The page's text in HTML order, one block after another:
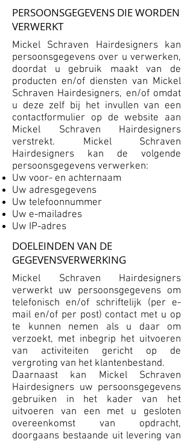
PERSOONSGEGEVENS DIE WORDEN
VERWERKT
Mickel Schraven Hairdesigners kan
persoonsgegevens over u verwerken,
doordat u gebruik maakt van de
producten en/of diensten van Mickel
Schraven Hairdesigners, en/of omdat
u deze zelf bij het invullen van een
contactformulier op de website aan
Mickel Schraven Hairdesigners
verstrekt. Mickel Schraven
Hairdesigners kan de volgende
persoonsgegevens verwerken:
Uw voor- en achternaam
Uw adresgegevens
Uw telefoonnummer
Uw e-mailadres
Uw IP-adres
DOELEINDEN VAN DE
GEGEVENSVERWERKING
Mickel Schraven Hairdesigners
verwerkt uw persoonsgegevens om
telefonisch en/of schriftelijk (per e-
mail en/of per post) contact met u op
te kunnen nemen als u daar om
verzoekt, met inbegrip het uitvoeren
van activiteiten gericht op de
vergroting van het klantenbestand.
Daarnaast kan Mickel Schraven
Hairdesigners uw persoonsgegevens
gebruiken in het kader van het
uitvoeren van een met u gesloten
overeenkomst van opdracht,
doorgaans bestaande uit levering van